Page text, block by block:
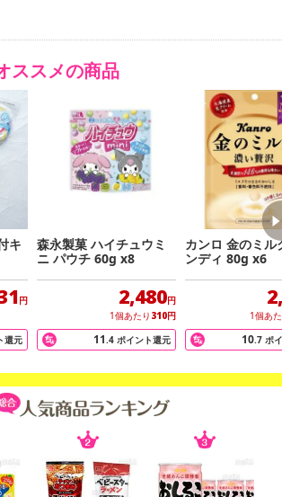
て】
セルはお受けできません。
必ずご確認いただき、お届けする商品セット
したうえでお申し込みください。
ススメの商品
キ
円
還元
森永製菓 ハイチュウミ
ニ パウチ 60g x8
2,480円
1個あたり 310円
11.4 ポイント還元
カンロ 金のミル
ンディ 80g x6
1個あ
10.7 ポ